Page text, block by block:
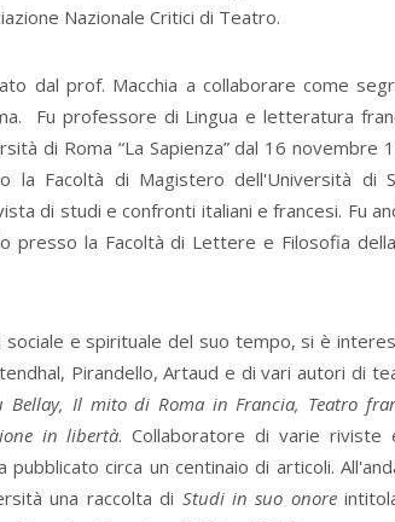
Nazionale Critici di Teatro.
dal prof. Macchia a collaborare come
Fu professore di Lingua e letteratura
di Roma “La Sapienza” dal 16 novembre
la Facoltà di Magistero dell'Università di
di studi e confronti italiani e francesi. Fu
presso la Facoltà di Lettere e Filosofia
e spirituale del suo tempo, si è
Pirandello, Artaud e di vari autori di
Il mito di Roma in Francia, Teatro
in libertà. Collaboratore di varie riviste
pubblicato circa un centinaio di articoli.
una raccolta di Studi in suo onore